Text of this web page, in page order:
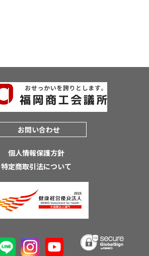
お問い合わせ
個人情報保護方針
特定商取引法について